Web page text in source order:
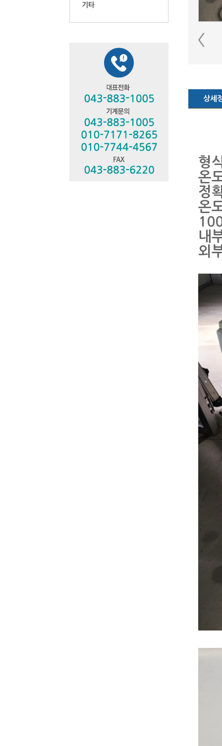
기타
상세
형
온
정
온
내
외